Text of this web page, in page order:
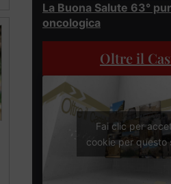
La Buona Salute 63°
oncologica
Oltre il
Fai clic per
cookie per questo